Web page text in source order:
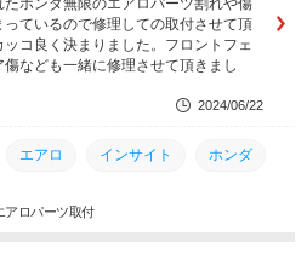
たホンダ無限のエアロパーツ割れや傷
っているので修理しての取付させて頂
ッコ良く決まりました。フロントフェ
傷なども一緒に修理させて頂きまし
2024/06/22
エアロ インサイト ホンダ
アロパーツ取付